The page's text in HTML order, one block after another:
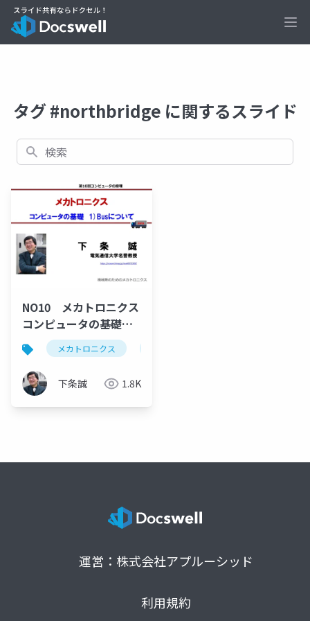
タグ #northbridge に関するスライド
検索
NO10 メカトロニクス
コンピュータの基礎
1)Busについて
メカトロニクス
下条誠 1.8K
運営：株式会社アプルーシッド
利用規約